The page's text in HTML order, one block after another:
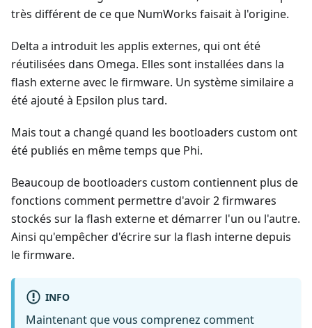
très différent de ce que NumWorks faisait à l'origine.
Delta a introduit les applis externes, qui ont été
réutilisées dans Omega. Elles sont installées dans la
flash externe avec le firmware. Un système similaire a
été ajouté à Epsilon plus tard.
Mais tout a changé quand les bootloaders custom ont
été publiés en même temps que Phi.
Beaucoup de bootloaders custom contiennent plus de
fonctions comment permettre d'avoir 2 firmwares
stockés sur la flash externe et démarrer l'un ou l'autre.
Ainsi qu'empêcher d'écrire sur la flash interne depuis
le firmware.
INFO
Maintenant que vous comprenez comment